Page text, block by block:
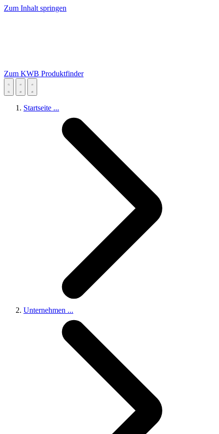
Zum Inhalt springen
Zum KWB Produktfinder
Startseite ...
Unternehmen ...